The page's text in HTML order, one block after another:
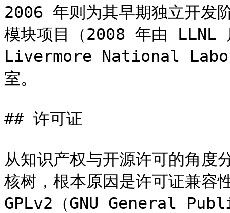
2006 年则为其早期独立开
模块项目（2008 年由
Livermore National
室。
## 许可证
从知识产权与开源许可的角
核树，根本原因是许可证兼
GPLv2（GNU General